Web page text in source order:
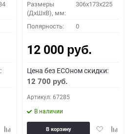
Добавить
Размеры
(ДхШхВ), мм:
306x173x225
Полярность: 0
12 000 руб.
Цена без ECOном скидки:
12 700 руб.
Артикул: 67285
В наличии
Добавить
В корзину